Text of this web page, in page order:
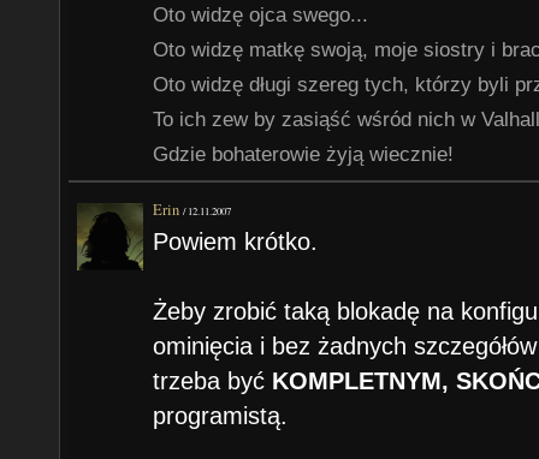
Oto widzę ojca swego...
Oto widzę matkę swoją, moje siostry i
Oto widzę długi szereg tych, którzy byli
To ich zew by zasiąść wśród nich w
Gdzie bohaterowie żyją wiecznie!
Erin /12.11.2007
Powiem krótko.
Żeby zrobić taką blokadę na
ominięcia i bez żadnych
trzeba być KOMPLETNYM,
programistą.